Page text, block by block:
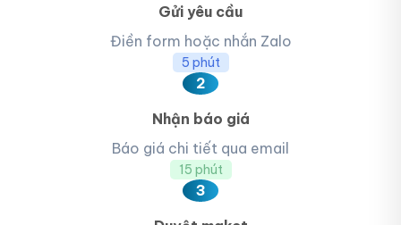
Gửi yêu cầu
Điền form hoặc nhắn Zalo
5 phút
2
Nhận báo giá
Báo giá chi tiết qua email
15 phút
3